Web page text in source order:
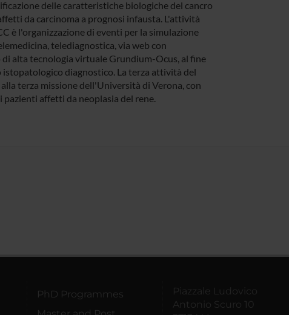
delle caratteristiche biologiche del cancro
da carcinoma a prognosi infausta. L'attività
è l'organizzazione di eventi per la simulazione
telediagnostica, via web con
alta tecnologia virtuale Grundium-Ocus, al fine
diagnostico. La terza attività del
terza missione dell'Università di Verona, con
affetti da neoplasia del rene.
PhD Programmes
Piazzale Ludovico
Antonio Scuro 10